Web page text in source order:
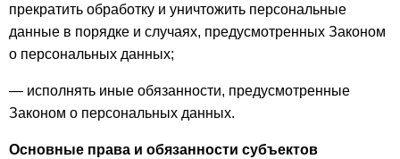
прекратить обработку и уничтожить персональные
данные в порядке и случаях, предусмотренных Законом
о персональных данных;
— исполнять иные обязанности, предусмотренные
Законом о персональных данных.
Основные права и обязанности субъектов